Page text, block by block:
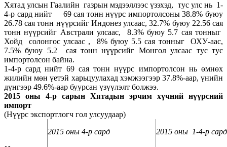
Хятад улсын Гаалийн газрын мэдээллээс үзэхэд, тус улс нь 1-
4-р сард нийт 69 сая тонн нүүрс импортолсоны 38.8% буюу
26.78 сая тонн нүүрсийг Индонез улсаас, 32.7% буюу 22.56 сая
тонн нүүрсийг Австрали улсаас, 8.3% буюу 5.7 сая тонныг
Хойд солонгос улсаас , 8% буюу 5.5 сая тонныг ОХУ-аас,
7.5% буюу 5.2 сая тонн нүүрсийг Монгол улсаас тус тус
импортолсон байна.
1-4-р сард нийт 69 сая тонн нүүрс импортолсон нь өмнөх
жилийн мөн үетэй харьцуулахад хэмжээгээр 37.8%-аар, үнийн
дүнгээр 49.6%-аар буурсан үзүүлэлт болжээ.
2015 оны 4-р сарын Хятадын эрчим хүчний нүүрсний
импорт
(Нүүрс экспортлогч гол улсуудаар)
2015 оны 4-р сард 2015 оны 1-4-р сард